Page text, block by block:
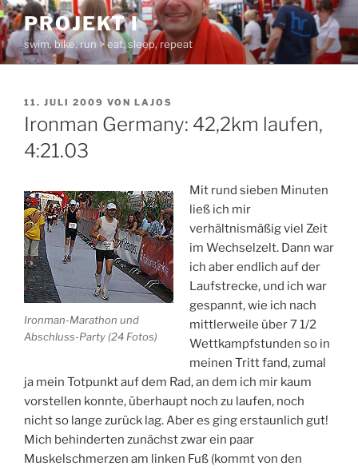
Zum
Inhalt
springen
PROJEKT I
swim, bike, run > eat, sleep, repeat
VERÖFFENTLICHT
AM
11. JULI 2009 VON LAJOS
Ironman Germany: 42,2km laufen,
4:21.03
Ironman-Marathon und
Abschluss-Party (24 Fotos)
Mit rund sieben Minuten
ließ ich mir
verhältnismäßig viel Zeit
im Wechselzelt. Dann war
ich aber endlich auf der
Laufstrecke, und ich war
gespannt, wie ich nach
mittlerweile über 7 1/2
Wettkampfstunden so in
meinen Tritt fand, zumal
ja mein Totpunkt auf dem Rad, an dem ich mir kaum
vorstellen konnte, überhaupt noch zu laufen, noch
nicht so lange zurück lag. Aber es ging erstaunlich gut!
Mich behinderten zunächst zwar ein paar
Muskelschmerzen am linken Fuß (kommt von den